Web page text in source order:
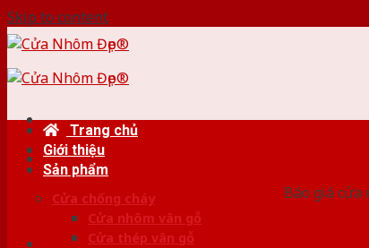
Skip to content
Báo giá
Trang chủ
Giới thiệu
Sản phẩm
Cửa chống cháy
Cửa nhôm vân gỗ
Cửa thép vân gỗ